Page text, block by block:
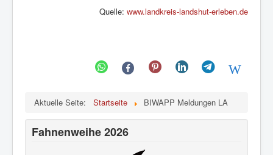
Quelle: www.landkreis-landshut-erleben.de
Aktuelle Seite: Startseite BIWAPP Meldungen LA
Fahnenweihe 2026